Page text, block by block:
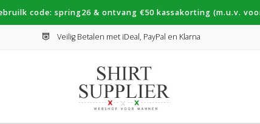
code: spring26 & ontvang €50 kassakorting (m.u.v.
Veilig Betalen met iDeal, PayPal en Klarna